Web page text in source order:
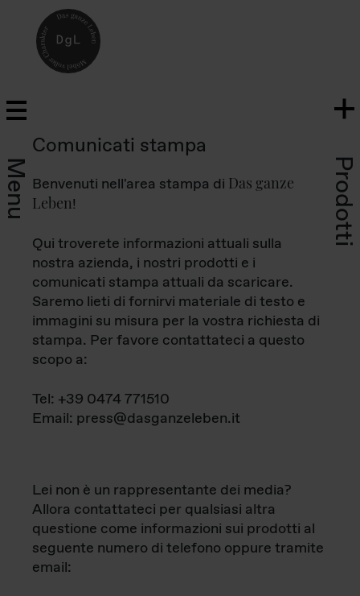
Menu Prodotti
Comunicati stampa
Benvenuti nell'area stampa di Das ganze
Leben!
Qui troverete informazioni attuali sulla
nostra azienda, i nostri prodotti e i
comunicati stampa attuali da scaricare.
Saremo lieti di fornirvi materiale di testo e
immagini su misura per la vostra richiesta di
stampa. Per favore contattateci a questo
scopo a:
Tel: +39 0474 771510
Email: press@dasganzeleben.it
Lei non è un rappresentante dei media?
Allora contattateci per qualsiasi altra
questione come informazioni sui prodotti al
seguente numero di telefono oppure tramite
email: